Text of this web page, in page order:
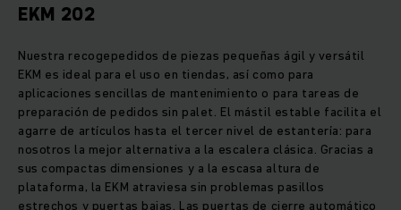
EKM 202
Nuestra recogepedidos de piezas pequeñas ágil y versátil
EKM es ideal para el uso en tiendas, así como para
aplicaciones sencillas de mantenimiento o para tareas de
preparación de pedidos sin palet. El mástil estable facilita el
agarre de artículos hasta el tercer nivel de estantería: para
nosotros la mejor alternativa a la escalera clásica. Gracias a
sus compactas dimensiones y a la escasa altura de
plataforma, la EKM atraviesa sin problemas pasillos
estrechos y puertas bajas. Las puertas de cierre automático